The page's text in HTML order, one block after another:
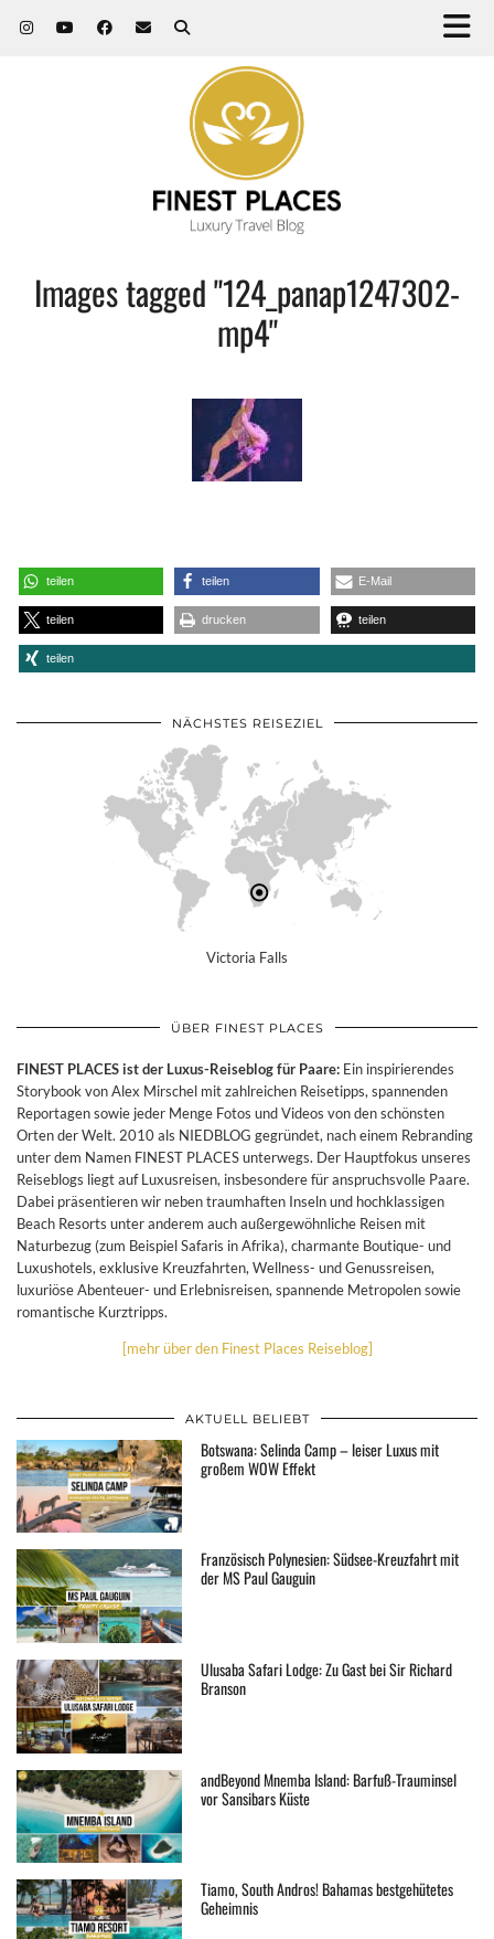
Images tagged "124_panap1247302-
mp4"
teilen teilen E-Mail
teilen drucken teilen
teilen
NÄCHSTES REISEZIEL
Victoria Falls
ÜBER FINEST PLACES
FINEST PLACES ist der Luxus-Reiseblog für Paare: Ein inspirierendes
Storybook von Alex Mirschel mit zahlreichen Reisetipps, spannenden
Reportagen sowie jeder Menge Fotos und Videos von den schönsten
Orten der Welt. 2010 als NIEDBLOG gegründet, nach einem Rebranding
unter dem Namen FINEST PLACES unterwegs. Der Hauptfokus unseres
Reiseblogs liegt auf Luxusreisen, insbesondere für anspruchsvolle Paare.
Dabei präsentieren wir neben traumhaften Inseln und hochklassigen
Beach Resorts unter anderem auch außergewöhnliche Reisen mit
Naturbezug (zum Beispiel Safaris in Afrika), charmante Boutique- und
Luxushotels, exklusive Kreuzfahrten, Wellness- und Genussreisen,
luxuriöse Abenteuer- und Erlebnisreisen, spannende Metropolen sowie
romantische Kurztripps.
[mehr über den Finest Places Reiseblog]
AKTUELL BELIEBT
Botswana: Selinda Camp – leiser Luxus mit
großem WOW Effekt
Französisch Polynesien: Südsee-Kreuzfahrt mit
der MS Paul Gauguin
Ulusaba Safari Lodge: Zu Gast bei Sir Richard
Branson
andBeyond Mnemba Island: Barfuß-Trauminsel
vor Sansibars Küste
Tiamo, South Andros! Bahamas bestgehütetes
Geheimnis